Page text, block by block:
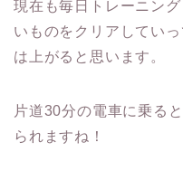
現在も毎日トレーニン
いものをクリアしてい
は上がると思います。
片道30分の電車に乗る
られますね！